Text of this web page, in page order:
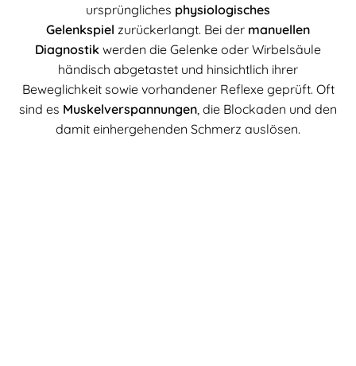
ursprüngliches physiologisches
Gelenkspiel zurückerlangt. Bei der manuellen
Diagnostik werden die Gelenke oder Wirbelsäule
händisch abgetastet und hinsichtlich ihrer
Beweglichkeit sowie vorhandener Reflexe geprüft. Oft
sind es Muskelverspannungen , die Blockaden und den
damit einhergehenden Schmerz auslösen.